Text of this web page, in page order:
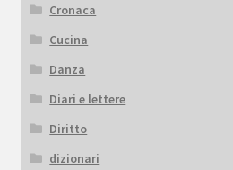
Cronaca
Cucina
Danza
Diari e lettere
Diritto
dizionari